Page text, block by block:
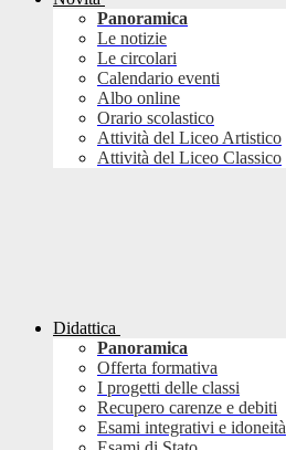
Panoramica
Le notizie
Le circolari
Calendario eventi
Albo online
Orario scolastico
Attività del Liceo Artistico
Attività del Liceo Classico
Didattica
Panoramica
Offerta formativa
I progetti delle classi
Recupero carenze e debiti
Esami integrativi e idoneità